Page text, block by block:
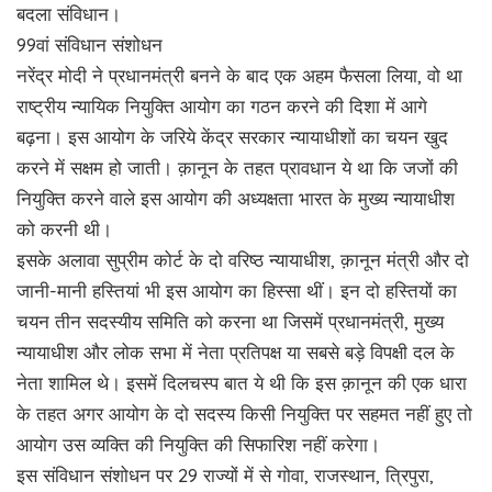
बदला संविधान।
99वां संविधान संशोधन
नरेंद्र मोदी ने प्रधानमंत्री बनने के बाद एक अहम फैसला लिया, वो था
राष्ट्रीय न्यायिक नियुक्ति आयोग का गठन करने की दिशा में आगे
बढ़ना। इस आयोग के जरिये केंद्र सरकार न्यायाधीशों का चयन खुद
करने में सक्षम हो जाती। क़ानून के तहत प्रावधान ये था कि जजों की
नियुक्ति करने वाले इस आयोग की अध्यक्षता भारत के मुख्य न्यायाधीश
को करनी थी।
इसके अलावा सुप्रीम कोर्ट के दो वरिष्ठ न्यायाधीश, क़ानून मंत्री और दो
जानी-मानी हस्तियां भी इस आयोग का हिस्सा थीं। इन दो हस्तियों का
चयन तीन सदस्यीय समिति को करना था जिसमें प्रधानमंत्री, मुख्य
न्यायाधीश और लोक सभा में नेता प्रतिपक्ष या सबसे बड़े विपक्षी दल के
नेता शामिल थे। इसमें दिलचस्प बात ये थी कि इस क़ानून की एक धारा
के तहत अगर आयोग के दो सदस्य किसी नियुक्ति पर सहमत नहीं हुए तो
आयोग उस व्यक्ति की नियुक्ति की सिफारिश नहीं करेगा।
इस संविधान संशोधन पर 29 राज्यों में से गोवा, राजस्थान, त्रिपुरा,